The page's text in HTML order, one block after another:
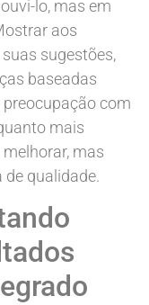
lo, mas em
aos
sugestões,
baseadas
com
mais
mas
qualidade.